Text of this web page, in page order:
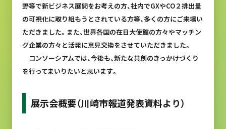
野等で新ビジネス展開をお考えの方、社内でGXやCO２排出量
の可視化に取り組もうとされている方等、多くの方にご来場い
ただきました。また、世界各国の在日大使館の方々やマッチン
グ企業の方々と活発に意見交換をさせていただきました。
コンソーシアムでは、今後も、新たな共創のきっかけづくり
を行ってまいりたいと思います。
展示会概要（川崎市報道発表資料より）